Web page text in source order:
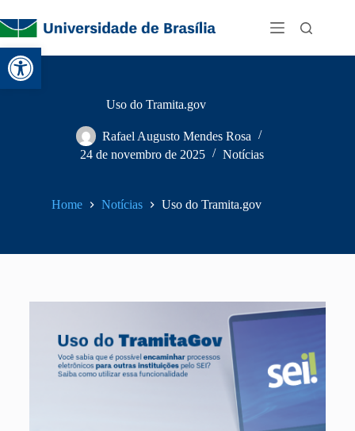
Abrir a barra de ferramentas
Uso do Tramita.gov
Rafael Augusto Mendes Rosa
24 de novembro de 2025
Notícias
Home Notícias Uso do Tramita.gov